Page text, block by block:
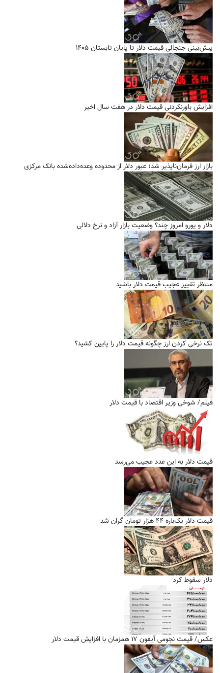
پیش‌بینی جنجالی قیمت دلار تا پایان تابستان ۱۴۰۵
افزایش باورنکردنی قیمت دلار در هفت سال اخیر
بازار ارز فرمان‌ناپذیر شد؛ عبور دلار از محدوده وعده‌داده‌شده بانک مرکزی
دلار و یورو امروز چند؟ وضعیت بازار آزاد و نرخ دلالی
منتظر تغییر عجیب قیمت دلار باشید
تک نرخی کردن ارز چگونه قیمت دلار را پایین کشید؟
فیلم/ شوخی وزیر اقتصاد با قیمت دلار
قیمت دلار به این عدد عجیب می‌رسد
قیمت دلار یک‌باره ۴۴ هزار تومان گران شد
دلار سقوط کرد
عکس/ قیمت نجومی آیفون ۱۷ همزمان با افزایش قیمت دلار